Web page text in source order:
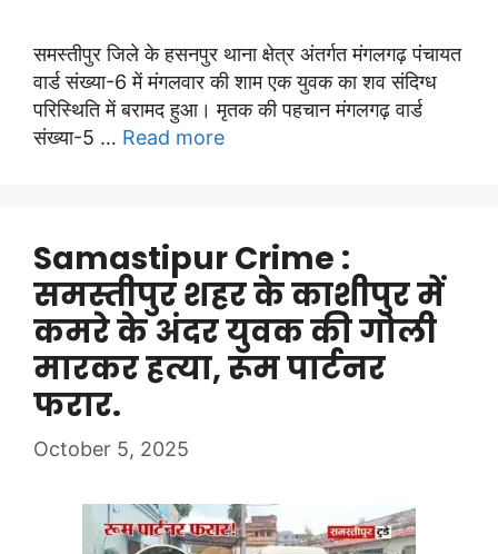
समस्तीपुर जिले के हसनपुर थाना क्षेत्र अंतर्गत मंगलगढ़ पंचायत
वार्ड संख्या-6 में मंगलवार की शाम एक युवक का शव संदिग्ध
परिस्थिति में बरामद हुआ। मृतक की पहचान मंगलगढ़ वार्ड
संख्या-5 … Read more
Samastipur Crime :
समस्तीपुर शहर के काशीपुर में
कमरे के अंदर युवक की गोली
मारकर हत्या, रूम पार्टनर
फरार.
October 5, 2025